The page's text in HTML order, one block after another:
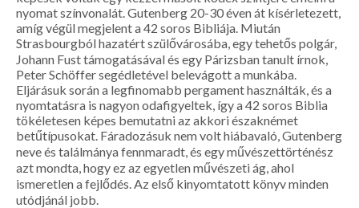
nyomat színvonalát. Gutenberg 20-30 éven át kísérletezett,
amíg végül megjelent a 42 soros Bibliája. Miután
Strasbourgból hazatért szülővárosába, egy tehetős polgár,
Johann Fust támogatásával és egy Párizsban tanult írnok,
Peter Schöffer segédletével belevágott a munkába.
Eljárásuk során a legfinomabb pergament használták, és a
nyomtatásra is nagyon odafigyeltek, így a 42 soros Biblia
tökéletesen képes bemutatni az akkori északnémet
betűtípusokat. Fáradozásuk nem volt hiábavaló, Gutenberg
neve és találmánya fennmaradt, és egy művészettörténész
azt mondta, hogy ez az egyetlen művészeti ág, ahol
ismeretlen a fejlődés. Az első kinyomtatott könyv minden
utódjánál jobb.